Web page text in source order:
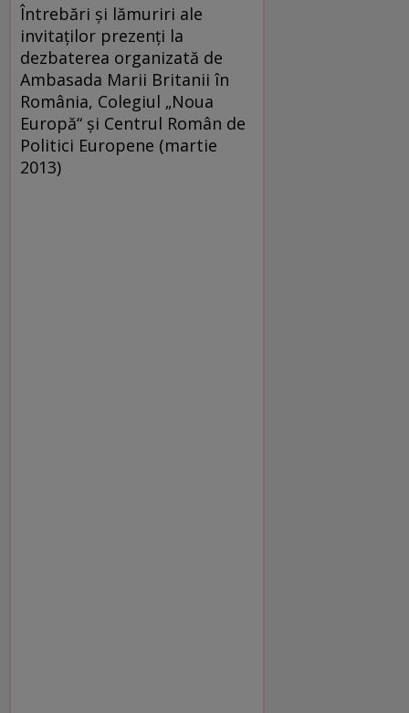
Întrebări şi lămuriri ale
invitaţilor prezenţi la
dezbaterea organizată de
Ambasada Marii Britanii în
România, Colegiul „Noua
Europă“ şi Centrul Român de
Politici Europene (martie
2013)